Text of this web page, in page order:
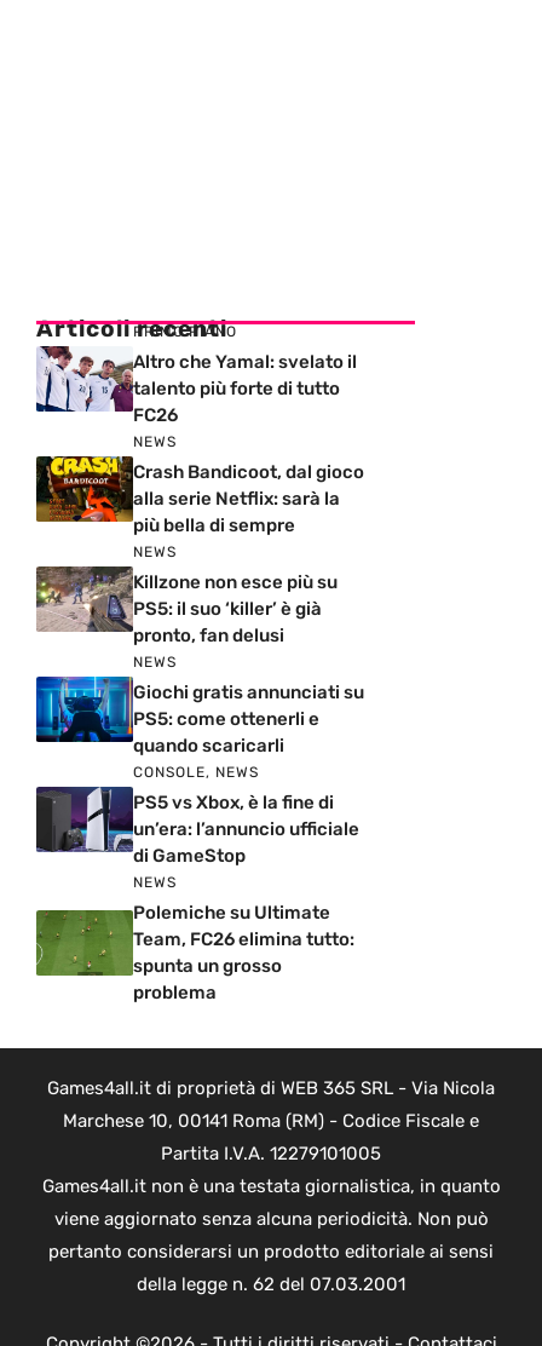
Articoli recenti
PRIMO PIANO
Altro che Yamal: svelato il
talento più forte di tutto
FC26
NEWS
Crash Bandicoot, dal gioco
alla serie Netflix: sarà la
più bella di sempre
NEWS
Killzone non esce più su
PS5: il suo ‘killer’ è già
pronto, fan delusi
NEWS
Giochi gratis annunciati su
PS5: come ottenerli e
quando scaricarli
CONSOLE, NEWS
PS5 vs Xbox, è la fine di
un’era: l’annuncio ufficiale
di GameStop
NEWS
Polemiche su Ultimate
Team, FC26 elimina tutto:
spunta un grosso
problema
Games4all.it di proprietà di WEB 365 SRL - Via Nicola
Marchese 10, 00141 Roma (RM) - Codice Fiscale e
Partita I.V.A. 12279101005
Games4all.it non è una testata giornalistica, in quanto
viene aggiornato senza alcuna periodicità. Non può
pertanto considerarsi un prodotto editoriale ai sensi
della legge n. 62 del 07.03.2001